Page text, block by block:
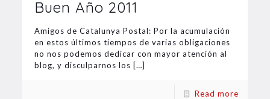
Buen Año 2011
Amigos de Catalunya Postal: Por la acumulación
en estos últimos tiempos de varias obligaciones
no nos podemos dedicar con mayor atención al
blog, y disculparnos los […]
Read more